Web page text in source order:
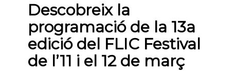
Descobreix la
programació de la 13a
edició del FLIC Festival
de l’11 i el 12 de març